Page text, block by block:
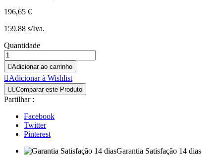
196,65 €
159.88 s/Iva.
Quantidade
Adicionar ao carrinho
Adicionar à Wishlist
 Comparar este Produto
Partilhar :
Facebook
Twitter
Pinterest
Garantia Satisfação 14 dias